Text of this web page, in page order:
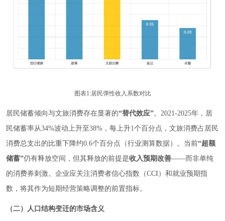
图表1:居民弹性收入系数对比
居民储蓄倾向与文旅消费存在显著的“替代效应”。2021-2025年，居
民储蓄率从34%波动上升至38%，每上升1个百分点，文旅消费占居民
消费总支出的比重下降约0.6个百分点（行业测算数据）。当前“超额
储蓄”仍有释放空间，但其释放的前提是收入预期改善——而非单纯
的消费券刺激。企业应关注消费者信心指数（CCI）和就业预期指
数，将其作为短期经营策略调整的前置指标。
（二）人口结构变迁的市场含义